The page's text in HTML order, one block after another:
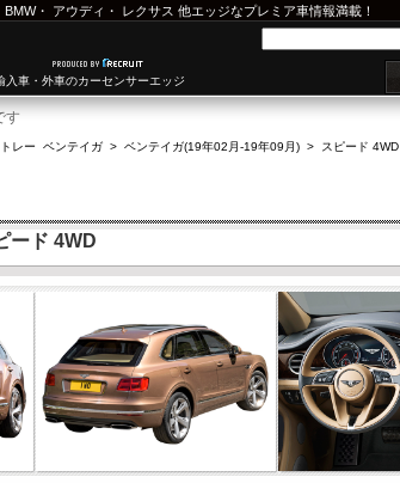
BMW・ アウディ ・ レクサス 他エッジなプレミア車情報満載！
車・外車のカーセンサーエッジ
す
レー ベンテイガ > ベンテイガ(19年02月-19年09月) > スピード 4WD
ード 4WD